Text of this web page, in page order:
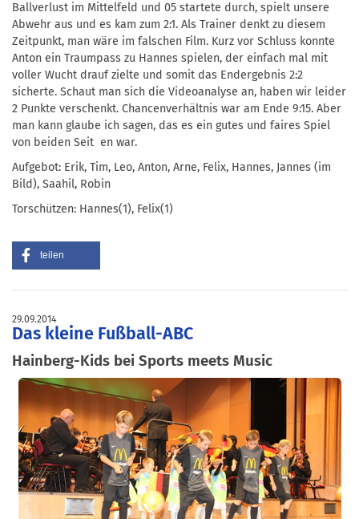
Ballverlust im Mittelfeld und 05 startete durch, spielt unsere
Abwehr aus und es kam zum 2:1. Als Trainer denkt zu diesem
Zeitpunkt, man wäre im falschen Film. Kurz vor Schluss konnte
Anton ein Traumpass zu Hannes spielen, der einfach mal mit
voller Wucht drauf zielte und somit das Endergebnis 2:2
sicherte. Schaut man sich die Videoanalyse an, haben wir leider
2 Punkte verschenkt. Chancenverhältnis war am Ende 9:15. Aber
man kann glaube ich sagen, das es ein gutes und faires Spiel
von beiden Seit en war.
Aufgebot: Erik, Tim, Leo, Anton, Arne, Felix, Hannes, Jannes (im
Bild), Saahil, Robin
Torschützen: Hannes(1), Felix(1)
teilen
29.09.2014
Das kleine Fußball-ABC
Hainberg-Kids bei Sports meets Music